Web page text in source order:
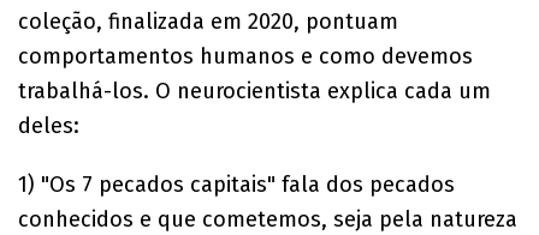
coleção, finalizada em 2020, pontuam
comportamentos humanos e como devemos
trabalhá-los. O neurocientista explica cada um
deles:
1) "Os 7 pecados capitais" fala dos pecados
conhecidos e que cometemos, seja pela natureza